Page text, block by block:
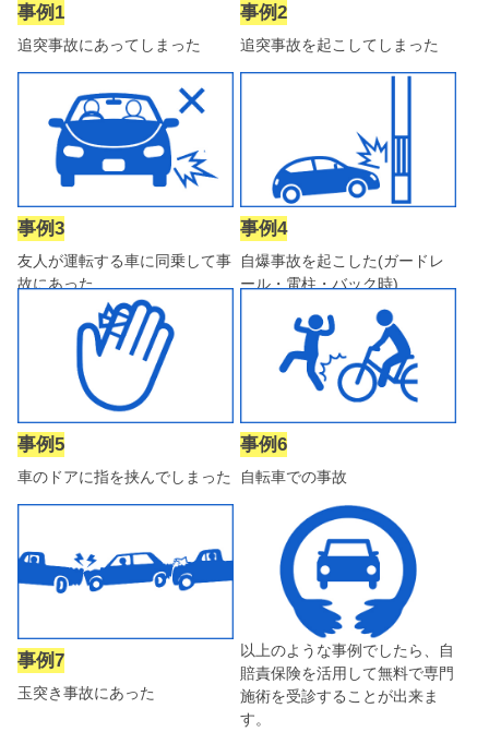
事例1
追突事故にあってしまった
事例2
追突事故を起こしてしまった
事例3
友人が運転する車に同乗して事
故にあった
事例4
自爆事故を起こした(ガードレ
ール・電柱・バック時)
事例5
車のドアに指を挟んでしまった
事例6
自転車での事故
事例7
玉突き事故にあった
以上のような事例でしたら、自
賠責保険を活用して無料で専門
施術を受診することが出来ま
す。